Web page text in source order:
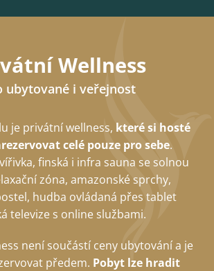
Wellness
ubytované i veřejnost
je privátní wellness, které si hosté
celé pouze pro sebe.
finská i infra sauna se solnou
zóna, amazonské sprchy,
hudba ovládaná přes tablet
televize s online službami.
není součástí ceny ubytování a je
předem. Pobyt lze hradit